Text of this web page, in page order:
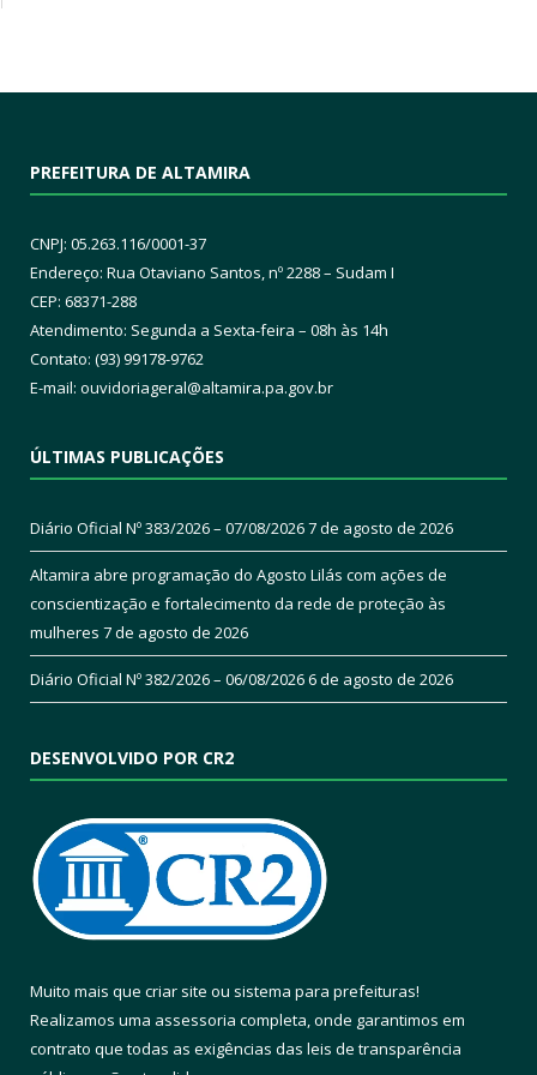
PREFEITURA DE ALTAMIRA
CNPJ: 05.263.116/0001-37
Endereço: Rua Otaviano Santos, nº 2288 – Sudam I
CEP: 68371-288
Atendimento: Segunda a Sexta-feira – 08h às 14h
Contato: (93) 99178-9762
E-mail: ouvidoriageral@altamira.pa.gov.br
ÚLTIMAS PUBLICAÇÕES
Diário Oficial Nº 383/2026 – 07/08/20267 de agosto de 2026
Altamira abre programação do Agosto Lilás com ações de
conscientização e fortalecimento da rede de proteção às
mulheres 7 de agosto de 2026
Diário Oficial Nº 382/2026 – 06/08/20266 de agosto de 2026
DESENVOLVIDO POR CR2
Muito mais que criar site ou sistema para prefeituras!
Realizamos uma assessoria completa, onde garantimos em
contrato que todas as exigências das leis de transparência